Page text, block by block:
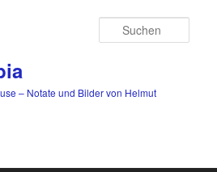
– Notate und Bilder von Helmut